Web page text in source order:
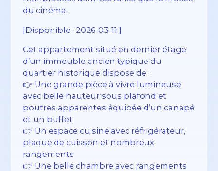
du cinéma.
[Disponible : 2026-03-11 ]
Cet appartement situé en dernier étage
d’un immeuble ancien typique du
quartier historique dispose de :
👉 Une grande pièce à vivre lumineuse
avec belle hauteur sous plafond et
poutres apparentes équipée d’un canapé
et un buffet
👉 Un espace cuisine avec réfrigérateur,
plaque de cuisson et nombreux
rangements
👉 Une belle chambre avec rangements